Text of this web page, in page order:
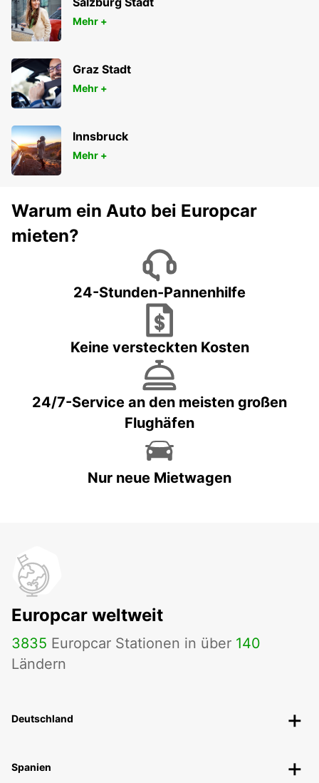
Mehr +
Graz Stadt
Mehr +
Innsbruck
Mehr +
Warum ein Auto bei Europcar
mieten?
24-Stunden-Pannenhilfe
Keine versteckten Kosten
24/7-Service an den meisten großen
Flughäfen
Nur neue Mietwagen
Europcar weltweit
3835 Europcar Stationen in über 140
Ländern
Deutschland
Spanien